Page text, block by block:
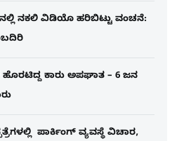
ನಕಲಿ ವಿಡಿಯೊ ಹರಿಬಿಟ್ಟು ವಂಚನೆ:
ಕಾರು ಅಪಘಾತ – 6 ಜನ
ಪಾರ್ಕಿಂಗ್​ ವ್ಯವಸ್ಥೆ ವಿಚಾರ,